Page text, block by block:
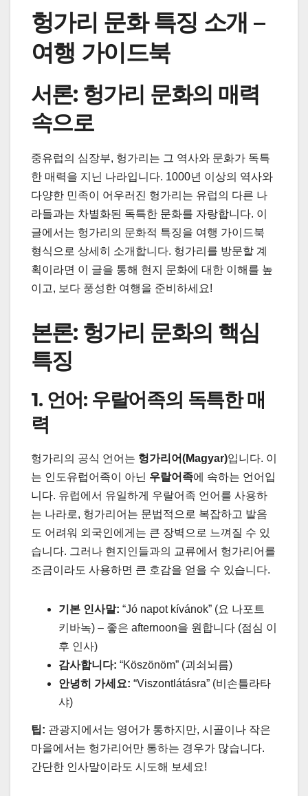
헝가리 문화 특징 소개 –
여행 가이드북
서론: 헝가리 문화의 매력
속으로
중유럽의 심장부, 헝가리는 그 역사와 문화가 독특
한 매력을 지닌 나라입니다. 1000년 이상의 역사와
다양한 민족이 어우러진 헝가리는 유럽의 다른 나
라들과는 차별화된 독특한 문화를 자랑합니다. 이
글에서는 헝가리의 문화적 특징을 여행 가이드북
형식으로 상세히 소개합니다. 헝가리를 방문할 계
획이라면 이 글을 통해 현지 문화에 대한 이해를 높
이고, 보다 풍성한 여행을 준비하세요!
본론: 헝가리 문화의 핵심
특징
1. 언어: 우랄어족의 독특한 매
력
헝가리의 공식 언어는 헝가리어(Magyar)입니다. 이
는 인도유럽어족이 아닌 우랄어족에 속하는 언어입
니다. 유럽에서 유일하게 우랄어족 언어를 사용하
는 나라로, 헝가리어는 문법적으로 복잡하고 발음
도 어려워 외국인에게는 큰 장벽으로 느껴질 수 있
습니다. 그러나 현지인들과의 교류에서 헝가리어를
조금이라도 사용하면 큰 호감을 얻을 수 있습니다.
기본 인사말: “Jó napot kívánok” (요 나포트
키바녹) – 좋은 afternoon을 원합니다 (점심 이
후 인사)
감사합니다: “Köszönöm” (괴쇠뇌름)
안녕히 가세요: “Viszontlátásra” (비손틀라타
샤)
팁: 관광지에서는 영어가 통하지만, 시골이나 작은
마을에서는 헝가리어만 통하는 경우가 많습니다.
간단한 인사말이라도 시도해 보세요!